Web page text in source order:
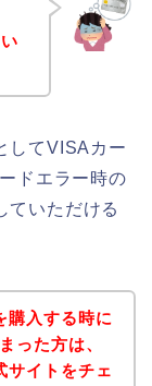
してVISAカー
ドエラー時の
ていただける
購入する時に
った方は、
サイトをチェ